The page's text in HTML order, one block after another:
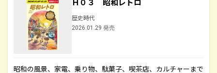
歴史時代
2026.01.29 発売
昭和の風景、家電、乗り物、駄菓子、喫茶店、カルチャーまで